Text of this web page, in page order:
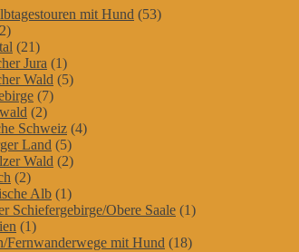
mit Hund (53)
(21)
Jura (1)
Wald (5)
(7)
(2)
Schweiz (4)
Land (5)
Wald (2)
(2)
Alb (1)
Schiefergebirge/Obere Saale (1)
(1)
Fernwanderwege mit Hund (18)